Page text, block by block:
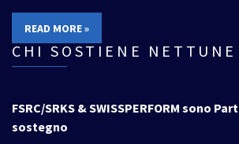
READ MORE »
CHI SOSTIENE NETTUNE
FSRC/SRKS & SWISSPERFORM sono
sostegno